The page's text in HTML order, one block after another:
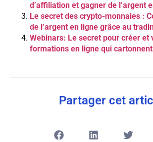
d’affiliation et gagner de l’argent
Le secret des crypto-monnaies :
de l’argent en ligne grâce au
Webinars: Le secret pour créer et
formations en ligne qui cartonnent
Partager cet